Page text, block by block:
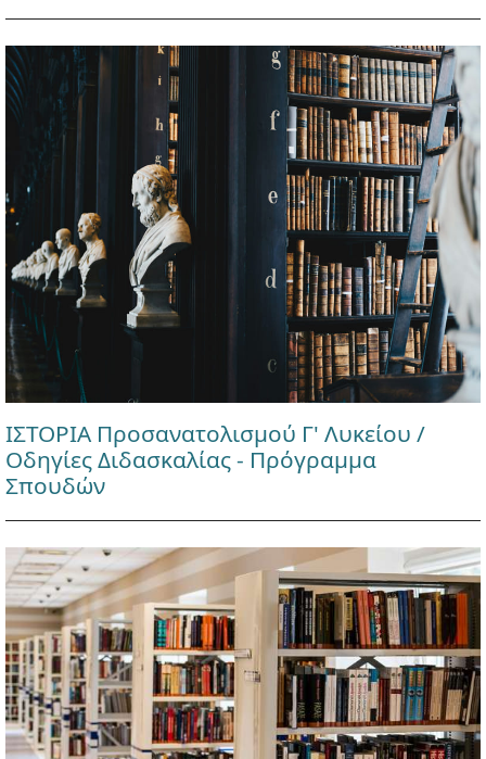
ΙΣΤΟΡΙΑ Προσανατολισμού Γ' Λυκείου /
Οδηγίες Διδασκαλίας - Πρόγραμμα
Σπουδών